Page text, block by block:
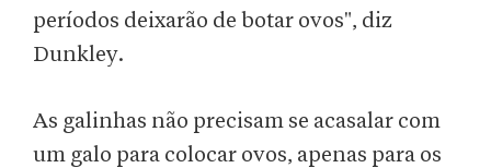
períodos deixarão de botar ovos", diz
Dunkley.
As galinhas não precisam se acasalar com
um galo para colocar ovos, apenas para os